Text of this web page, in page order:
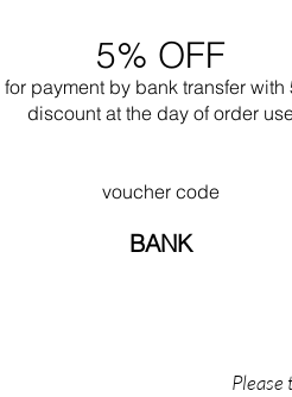
5% OFF
for payment by bank transfer with
discount at the day of order
voucher code
BANK